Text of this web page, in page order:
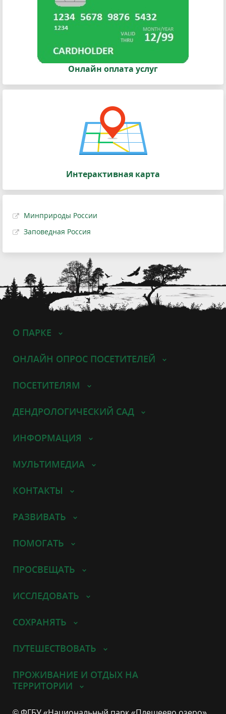
Онлайн оплата услуг
Интерактивная карта
Минприроды России
Заповедная Россия
О ПАРКЕ
ОНЛАЙН ОПРОС ПОСЕТИТЕЛЕЙ
ПОСЕТИТЕЛЯМ
ДЕНДРОЛОГИЧЕСКИЙ САД
ИНФОРМАЦИЯ
МУЛЬТИМЕДИА
КОНТАКТЫ
РАЗВИВАТЬ
ПОМОГАТЬ
ПРОСВЕЩАТЬ
ИССЛЕДОВАТЬ
СОХРАНЯТЬ
ПУТЕШЕСТВОВАТЬ
ПРОЖИВАНИЕ И ОТДЫХ НА
ТЕРРИТОРИИ